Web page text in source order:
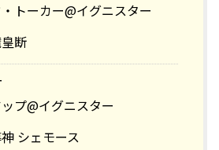
トーカー@イグニスター
断
プ@イグニスター
シェモース